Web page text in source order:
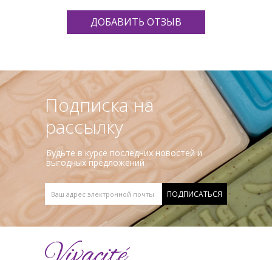
ДОБАВИТЬ ОТЗЫВ
Подписка на
рассылку
Будьте в курсе последних новостей и
выгодных предложений